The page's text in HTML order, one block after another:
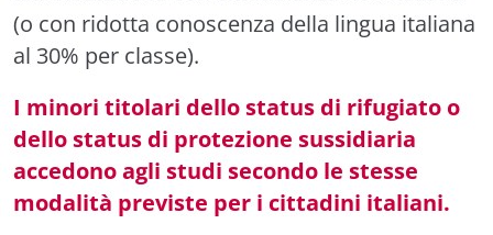
(o con ridotta conoscenza della lingua italiana
al 30% per classe).
I minori titolari dello status di rifugiato o
dello status di protezione sussidiaria
accedono agli studi secondo le stesse
modalità previste per i cittadini italiani.